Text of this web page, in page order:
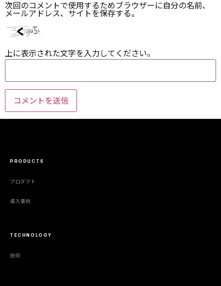
次回のコメントで使用するためブラウザーに自分の名前、
メールアドレス、サイトを保存する。
上に表示された文字を入力してください。
PRODUCTS
プロダクト
導入事例
TECHNOLOGY
技術